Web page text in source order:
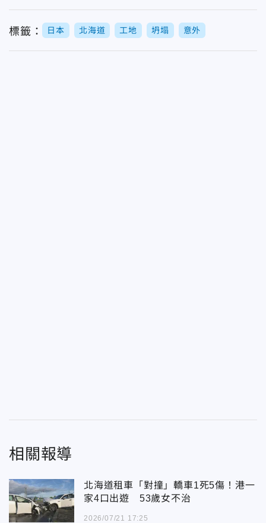
標籤： 日本 北海道 工地 坍塌 意外
相關報導
北海道租車「對撞」轎車1死5傷！港一
家4口出遊 53歲女不治
2026/07/21 17:25